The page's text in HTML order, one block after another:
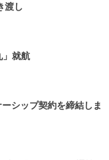
渡し
」就航
シップ契約を締結しま